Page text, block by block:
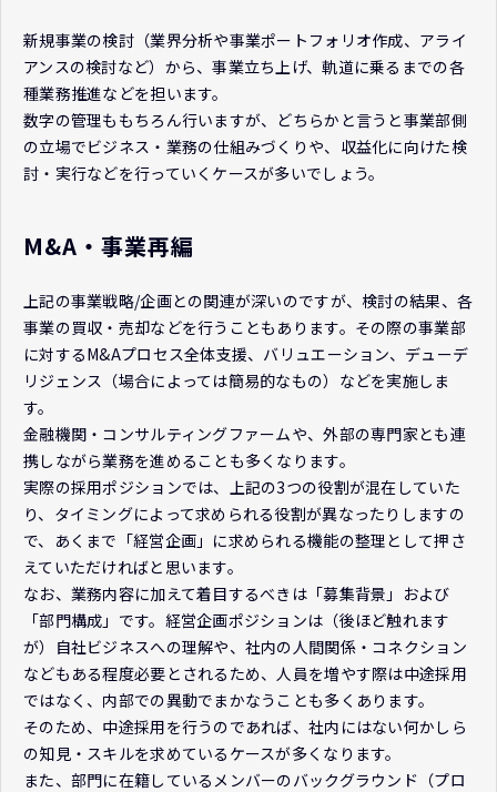
新規事業の検討（業界分析や事業ポートフォリオ作成、アライ
アンスの検討など）から、事業立ち上げ、軌道に乗るまでの各
種業務推進などを担います。
数字の管理ももちろん行いますが、どちらかと言うと事業部側
の立場でビジネス・業務の仕組みづくりや、収益化に向けた検
討・実行などを行っていくケースが多いでしょう。
M&A・事業再編
上記の事業戦略/企画との関連が深いのですが、検討の結果、各
事業の買収・売却などを行うこともあります。その際の事業部
に対するM&Aプロセス全体支援、バリュエーション、デューデ
リジェンス（場合によっては簡易的なもの）などを実施しま
す。
金融機関・コンサルティングファームや、外部の専門家とも連
携しながら業務を進めることも多くなります。
実際の採用ポジションでは、上記の3つの役割が混在していた
り、タイミングによって求められる役割が異なったりしますの
で、あくまで「経営企画」に求められる機能の整理として押さ
えていただければと思います。
なお、業務内容に加えて着目するべきは「募集背景」および
「部門構成」です。経営企画ポジションは（後ほど触れます
が）自社ビジネスへの理解や、社内の人間関係・コネクション
などもある程度必要とされるため、人員を増やす際は中途採用
ではなく、内部での異動でまかなうことも多くあります。
そのため、中途採用を行うのであれば、社内にはない何かしら
の知見・スキルを求めているケースが多くなります。
また、部門に在籍しているメンバーのバックグラウンド（プロ